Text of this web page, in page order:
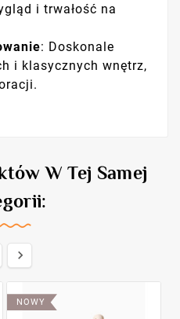
i trwałość na
: Doskonale
i klasycznych wnętrz,
W Tej Samej

NOWY